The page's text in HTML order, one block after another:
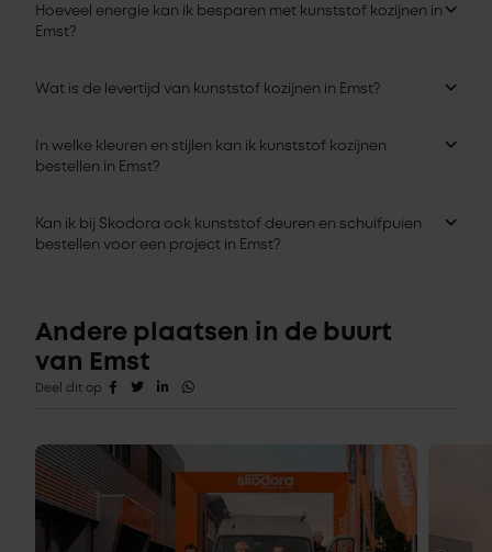
Hoeveel energie kan ik besparen met kunststof kozijnen in
Emst?
Wat is de levertijd van kunststof kozijnen in Emst?
In welke kleuren en stijlen kan ik kunststof kozijnen
bestellen in Emst?
Kan ik bij Skodora ook kunststof deuren en schuifpuien
bestellen voor een project in Emst?
Andere plaatsen in de buurt
van Emst
Deel dit op